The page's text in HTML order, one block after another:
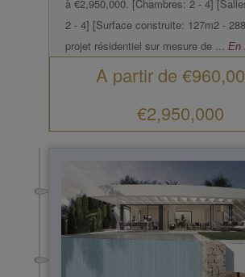
à €2,950,000. [Chambres: 2 - 4]
2 - 4] [Surface construite: 127m2 -
projet résidentiel sur mesure de ... En
A partir de
€2,950,000